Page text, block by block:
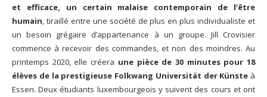
et efficace, un certain malaise contemporain de l’être
humain, tiraillé entre une société de plus en plus individualiste et
un besoin grégaire d’appartenance à un groupe. Jill Crovisier
commence à recevoir des commandes, et non des moindres. Au
printemps 2020, elle créera une pièce de 30 minutes pour 18
élèves de la prestigieuse Folkwang Universität der Künste à
Essen. Deux étudiants luxembourgeois y suivent des cours et ont